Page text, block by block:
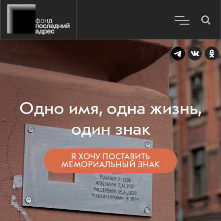
Одно имя, одна жизнь,
один знак
Я ХОЧУ ПОСТАВИТЬ
МЕМОРИАЛЬНЫЙ ЗНАК